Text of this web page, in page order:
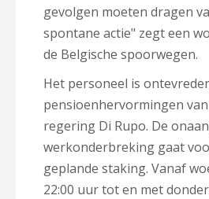
gevolgen moeten dragen
spontane actie" zegt een
de Belgische spoorwegen.
Het personeel is
pensioenhervormingen
regering Di Rupo. De
werkonderbreking gaat
geplande staking. Vanaf
22:00 uur tot en met